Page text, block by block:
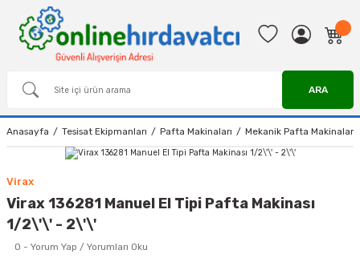
ARA
Anasayfa Tesisat Ekipmanları Pafta Makinaları Mekanik Pafta Makinaları
Virax
Virax 136281 Manuel El Tipi Pafta Makinası
1/2\'\' - 2\'\'
0 - Yorum Yap / Yorumları Oku